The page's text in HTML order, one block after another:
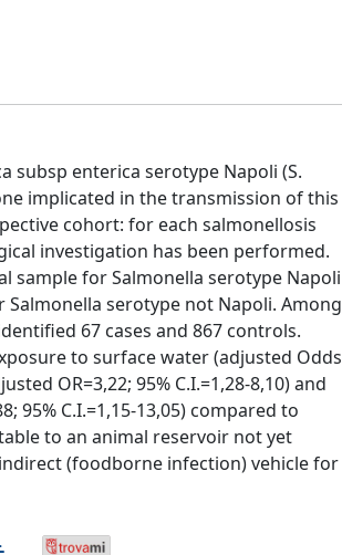
subsp enterica serotype Napoli (S.
implicated in the transmission of this
cohort: for each salmonellosis
investigation has been performed.
sample for Salmonella serotype Napoli
serotype not Napoli. Among
67 cases and 867 controls.
to surface water (adjusted Odds
OR=3,22; 95% C.I.=1,28-8,10) and
95% C.I.=1,15-13,05) compared to
to an animal reservoir not yet
(foodborne infection) vehicle for